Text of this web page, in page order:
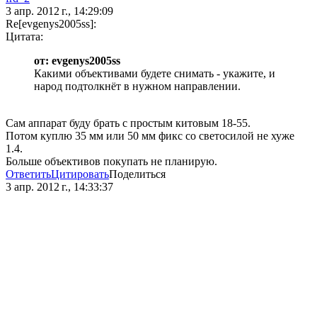
3 апр. 2012 г., 14:29:09
Re[evgenys2005ss]:
Цитата:
от: evgenys2005ss
Какими объективами будете снимать - укажите, и
народ подтолкнёт в нужном направлении.
Сам аппарат буду брать с простым китовым 18-55.
Потом куплю 35 мм или 50 мм фикс со светосилой не хуже
1.4.
Больше объективов покупать не планирую.
ОтветитьЦитироватьПоделиться
3 апр. 2012 г., 14:33:37